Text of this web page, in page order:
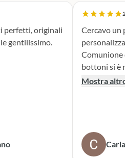
perfetti, originali
gentilissimo.
Cercavo
Comunione di
bottoni si è
supporto
prossime
bottoni!
Mostra